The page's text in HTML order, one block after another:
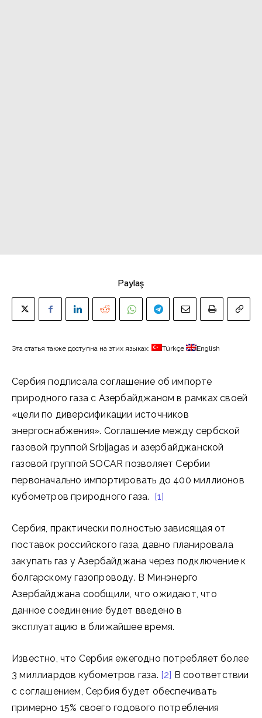
Paylaş
Эта статья также доступна на этих языках: Türkçe English
Сербия подписала соглашение об импорте
природного газа с Азербайджаном в рамках своей
«цели по диверсификации источников
энергоснабжения». Соглашение между сербской
газовой группой Srbijagas и азербайджанской
газовой группой SOCAR позволяет Сербии
первоначально импортировать до 400 миллионов
кубометров природного газа. [1]
Сербия, практически полностью зависящая от
поставок российского газа, давно планировала
закупать газ у Азербайджана через подключение к
болгарскому газопроводу. В Минэнерго
Азербайджана сообщили, что ожидают, что
данное соединение будет введено в
эксплуатацию в ближайшее время.
Известно, что Сербия ежегодно потребляет более
3 миллиардов кубометров газа. [2] В соответствии
с соглашением, Сербия будет обеспечивать
примерно 15% своего годового потребления